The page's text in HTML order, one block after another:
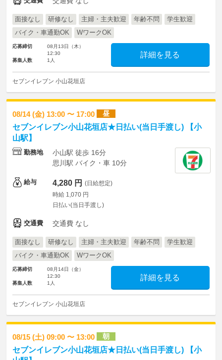
面接なし 研修なし 主婦・主夫歓迎 年齢不問
学生歓迎
バイク・車通勤OK
WワークOK
応募締切
08月13日（木）
12:30
募集人数
1人
詳細を見る
セブンイレブン 小山花垣店
08/14 (金) 13:00 〜 17:00 昼
セブンイレブン小山花垣店★日払い(当日手渡し) 【小
山駅】
勤務地
小山駅 徒歩 16分
思川駅 バイク・車 10分
給与 4,280 円 (日給想定)
時給 1,070 円
日払い(当日手渡し)
交通費 交通費 なし
面接なし 研修なし 主婦・主夫歓迎 年齢不問
学生歓迎
バイク・車通勤OK
WワークOK
応募締切
08月14日（金）
12:30
募集人数
1人
詳細を見る
セブンイレブン 小山花垣店
08/15 (土) 09:00 〜 13:00 朝
セブンイレブン小山花垣店★日払い(当日手渡し) 【小